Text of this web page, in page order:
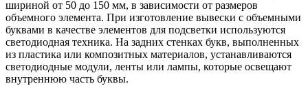
шириной от 50 до 150 мм, в зависимости от размеров
объемного элемента. При изготовление вывески с объемными
буквами в качестве элементов для подсветки используются
светодиодная техника. На задних стенках букв, выполненных
из пластика или композитных материалов, устанавливаются
светодиодные модули, ленты или лампы, которые освещают
внутреннюю часть буквы.